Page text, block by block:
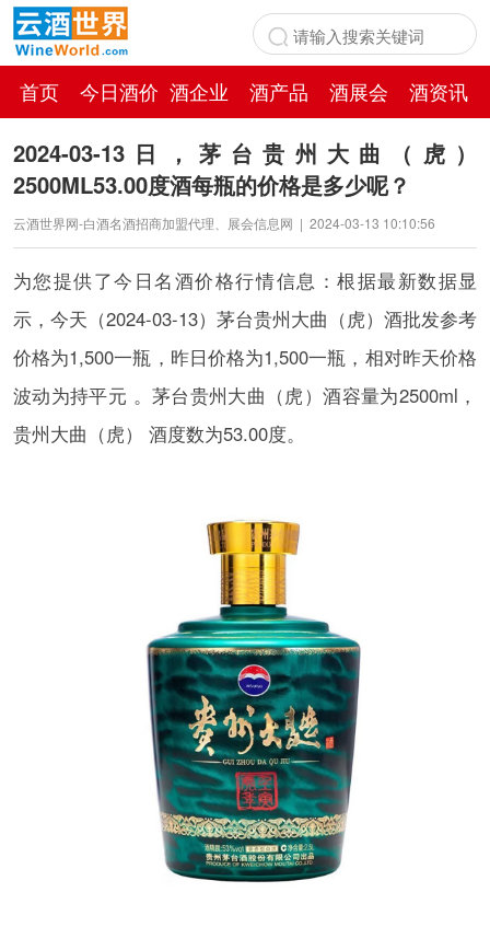
首页 今日酒价 酒企业 酒产品 酒展会
酒资讯
百科
2024-03-13日，茅台贵州大曲（虎）
2500ML53.00度酒每瓶的价格是多少呢？
云酒世界网-白酒名酒招商加盟代理、展会信息网 | 2024-03-13 10:10:56
为您提供了今日名酒价格行情信息：根据最新数据显
示，今天（2024-03-13）茅台贵州大曲（虎）酒批发参考
价格为1,500一瓶，昨日价格为1,500一瓶，相对昨天价格
波动为持平元 。茅台贵州大曲（虎）酒容量为2500ml，
贵州大曲（虎） 酒度数为53.00度。